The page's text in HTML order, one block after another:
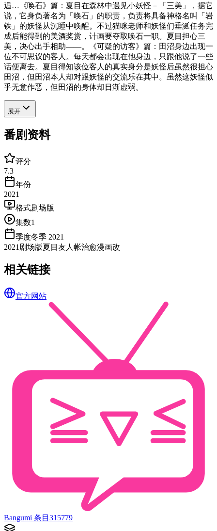
逅…《唤石》篇：夏目在森林中遇见小妖怪－「三美」，据它
说，它身负著名为「唤石」的职责，负责将具备神格名叫「岩
铁」的妖怪从沉睡中唤醒。不过猫咪老师和妖怪们垂涎任务完
成后能得到的美酒奖赏，计画要夺取唤石一职。夏目担心三
美，决心出手相助――。《可疑的访客》篇：田沼身边出现一
位不可思议的客人。每天都会出现在他身边，只跟他说了一些
话便离去。夏目得知该位客人的真实身分是妖怪后虽然很担心
田沼，但田沼本人却对跟妖怪的交流乐在其中。虽然这妖怪似
乎无意作恶，但田沼的身体却日渐虚弱。
展开
番剧资料
评分
7.3
年份
2021
格式剧场版
集数1
季度冬季 2021
2021 剧场版夏目友人帐治愈漫画改
相关链接
官方网站
Bangumi 条目 315779